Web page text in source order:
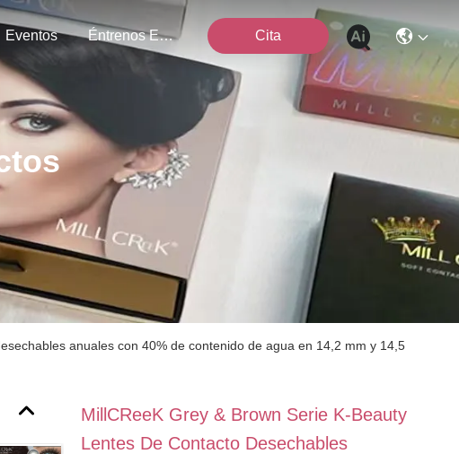
Eventos Éntrenos En Contacto Con Cita
anuales con 40% de contenido de agua en 14,2 mm y 14,5
MillCReeK Grey & Brown Serie K-Beauty
Lentes De Contacto Desechables